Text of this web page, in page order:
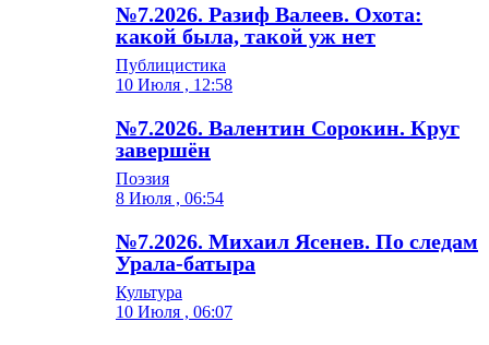
№7.2026. Разиф Валеев. Охота:
какой была, такой уж нет
Публицистика
10 Июля , 12:58
№7.2026. Валентин Сорокин. Круг
завершён
Поэзия
8 Июля , 06:54
№7.2026. Михаил Ясенев. По следам
Урала-батыра
Культура
10 Июля , 06:07